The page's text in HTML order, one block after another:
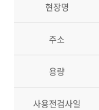
현장명
주소
용량
사용전검사일